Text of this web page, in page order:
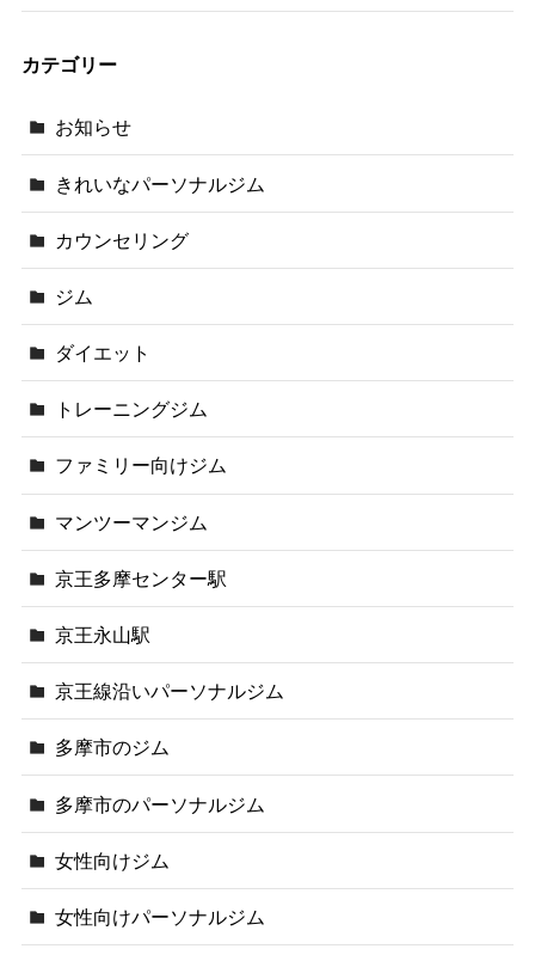
カテゴリー
お知らせ
きれいなパーソナルジム
カウンセリング
ジム
ダイエット
トレーニングジム
ファミリー向けジム
マンツーマンジム
京王多摩センター駅
京王永山駅
京王線沿いパーソナルジム
多摩市のジム
多摩市のパーソナルジム
女性向けジム
女性向けパーソナルジム